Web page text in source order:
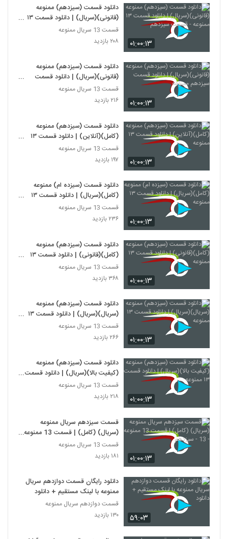
۰۱:۰۰:۱۳
دانلود قسمت (سیزدهم) ممنوعه
(قانونی)(سریال) | دانلود قسمت ١٣
ممنوعه - قسمت سیزدهم
قسمت 13 سریال ممنوعه
۲۰۸ بازدید
۰۱:۰۰:۱۳
دانلود قسمت (سیزدهم) ممنوعه
(قانونی)(سریال) | دانلود قسمت
سیزدهم ممنوعه
قسمت 13 سریال ممنوعه
۲۱۶ بازدید
۰۱:۰۰:۱۳
دانلود قسمت (سیزدهم) ممنوعه
(کامل)(آنلاین) | دانلود قسمت ١٣
ممنوعه
قسمت 13 سریال ممنوعه
۱۹۷ بازدید
۰۱:۰۰:۱۳
دانلود قسمت (سیزده ام) ممنوعه
(کامل)(سریال) | دانلود قسمت ١٣
ممنوعه
قسمت 13 سریال ممنوعه
۲۳۶ بازدید
۰۱:۰۰:۱۳
دانلود قسمت (سیزدهم) ممنوعه
(کامل)(قانونی) | دانلود قسمت ١٣
ممنوعه
قسمت 13 سریال ممنوعه
۳۶۸ بازدید
۰۱:۰۰:۱۳
دانلود قسمت (سیزدهم) ممنوعه
(سریال)(سریال) | دانلود قسمت ١٣
ممنوعه
قسمت 13 سریال ممنوعه
۲۶۶ بازدید
۰۱:۰۰:۱۳
دانلود قسمت (سیزدهم) ممنوعه
(کیفیت بالا)(سریال) | دانلود قسمت
١٣ ممنوعه
قسمت 13 سریال ممنوعه
۲۱۸ بازدید
۰۱:۰۰:۱۳
قسمت سیزدهم سریال ممنوعه
(سریال) (کامل) | قسمت 13 ممنوعه -
13 - سیزدهم
قسمت 13 سریال ممنوعه
۱۸۱ بازدید
۵۹:۰۳
دانلود رایگان قسمت دوازدهم سریال
ممنوعه با لینک مستقیم + دانلود
قسمت دوازدهم سریال ممنوعه
۱۳۰ بازدید